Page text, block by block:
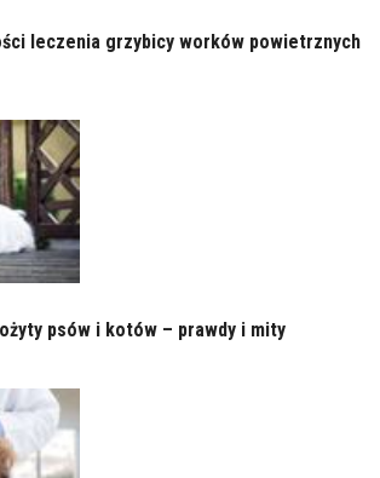
leczenia grzybicy worków powietrznych
psów i kotów – prawdy i mity